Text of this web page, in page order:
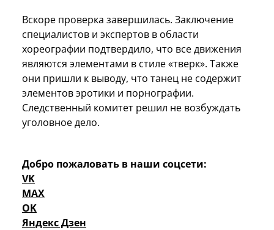
Вскоре проверка завершилась. Заключение
специалистов и экспертов в области
хореографии подтвердило, что все движения
являются элементами в стиле «тверк». Также
они пришли к выводу, что танец не содержит
элементов эротики и порнографии.
Следственный комитет решил не возбуждать
уголовное дело.
Добро пожаловать в наши соцсети:
VK
MAX
OK
Яндекс Дзен